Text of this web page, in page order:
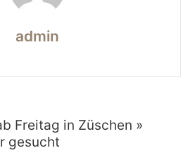
admin
Freitag in Züschen »
gesucht